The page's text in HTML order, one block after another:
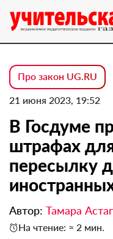
Про закон UG.RU
21 июня 2023, 19:52
В Госдуме
штрафах
пересылку
Автор: Тамара
На чтение: ≈ 2 мин.